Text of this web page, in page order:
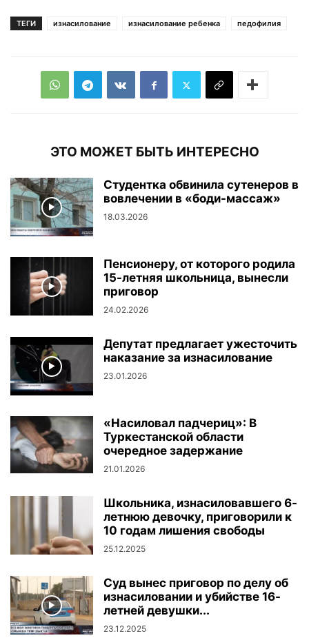
ТЕГИ изнасилование изнасилование ребенка педофилия
ЭТО МОЖЕТ БЫТЬ ИНТЕРЕСНО
Студентка обвинила сутенеров в
вовлечении в «боди-массаж»
18.03.2026
Пенсионеру, от которого родила
15-летняя школьница, вынесли
приговор
24.02.2026
Депутат предлагает ужесточить
наказание за изнасилование
23.01.2026
«Насиловал падчериц»: В
Туркестанской области
очередное задержание
21.01.2026
Школьника, изнасиловавшего 6-
летнюю девочку, приговорили к
10 годам лишения свободы
25.12.2025
Суд вынес приговор по делу об
изнасиловании и убийстве 16-
летней девушки...
23.12.2025